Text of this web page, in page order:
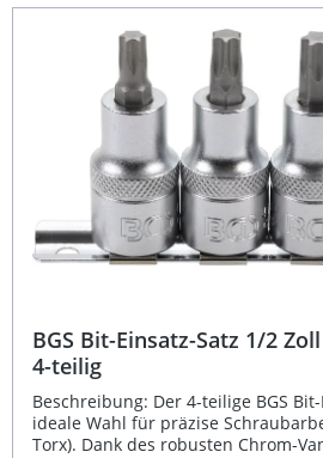
Innensechskant-Einsätzen 6–14 mm Matt
Oberfläche für optimalen Rostschutz Rändelung
sicheren Griff und einfache Handhabung Ideal
Einsatz in Werkstatt und Heimgebrauch
Bit-Einsätze mit Antrieb
Innensechskant-Größen: 6 mm, 7
12 mm, 14 mm
BGS Bit-Einsatz-Satz 1/2
4-teilig
Beschreibung: Der 4-teilige BGS
ideale Wahl für präzise
Torx). Dank des robusten Chrom-